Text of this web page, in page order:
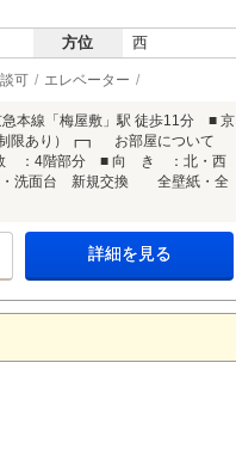
方位 西
可 エレベーター
「梅屋敷」駅 徒歩11分 ■ 京
制限あり）┏┓ お部屋について
4階部分 ■ 向 き ：北・西
・洗面台 新規交換 全壁紙・全
詳細を見る